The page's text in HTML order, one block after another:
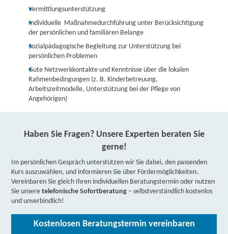
Vermittlungsunterstützung
Individuelle Maßnahmedurchführung unter Berücksichtigung
der persönlichen und familiären Belange
Sozialpädagogische Begleitung zur Unterstützung bei
persönlichen Problemen
Gute Netzwerkkontakte und Kenntnisse über die lokalen
Rahmenbedingungen (z. B. Kinderbetreuung,
Arbeitszeitmodelle, Unterstützung bei der Pflege von
Angehörigen)
Haben Sie Fragen? Unsere Experten beraten Sie
gerne!
Im persönlichen Gespräch unterstützen wir Sie dabei, den passenden
Kurs auszuwählen, und informieren Sie über Fördermöglichkeiten.
Vereinbaren Sie gleich Ihren individuellen Beratungstermin oder nutzen
Sie unseretelefonische Sofortberatung – selbstverständlich kostenlos
und unverbindlich!
Kostenlosen Beratungstermin vereinbaren